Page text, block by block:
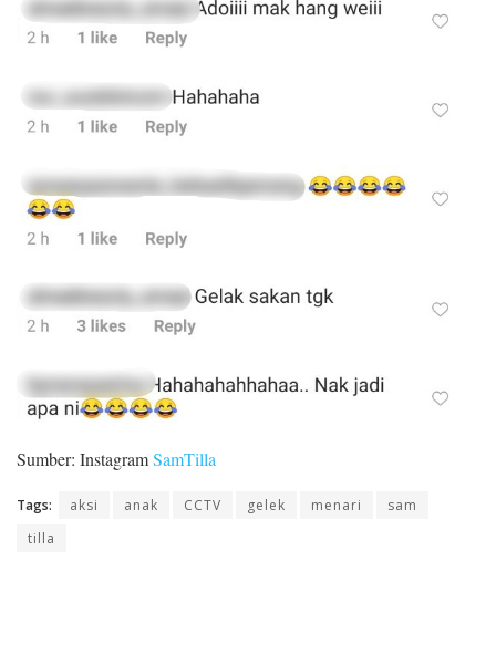
Sumber: InstagramSamTilla
Tags: aksi anak CCTV gelek menari
sam
tilla